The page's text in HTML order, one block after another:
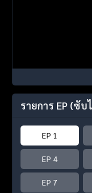
รายการ EP (ซับ
EP 1
EP 4
EP 7